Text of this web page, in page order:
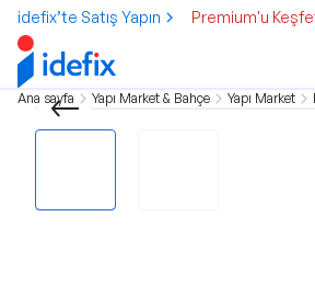
idefix’te Satış Yapın Premium'u
Ana sayfa Yapı Market & Bahçe Yapı Market